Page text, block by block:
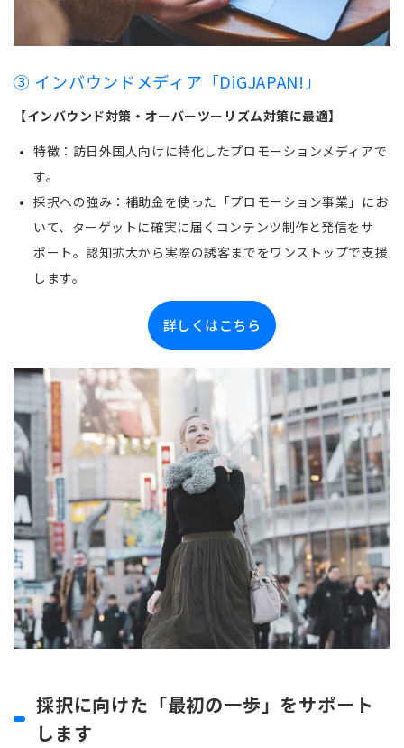
③ インバウンドメディア「DiGJAPAN!」
【インバウンド対策・オーバーツーリズム対策に最適】
特徴：訪日外国人向けに特化したプロモーションメディアで
す。
採択への強み：補助金を使った「プロモーション事業」にお
いて、ターゲットに確実に届くコンテンツ制作と発信をサ
ポート。認知拡大から実際の誘客までをワンストップで支援
します。
詳しくはこちら
採択に向けた「最初の一歩」をサポート
します